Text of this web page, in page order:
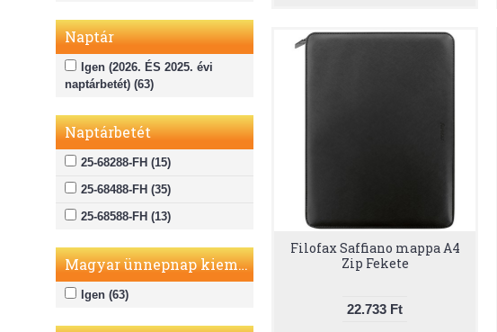
Naptár
Igen (2026. ÉS 2025. évi
naptárbetét) (63)
Naptárbetét
25-68288-FH (15)
25-68488-FH (35)
25-68588-FH (13)
Magyar ünnepnap kiemelés
Igen (63)
Filofax Saffiano mappa A4
Zip Fekete
22.733 Ft